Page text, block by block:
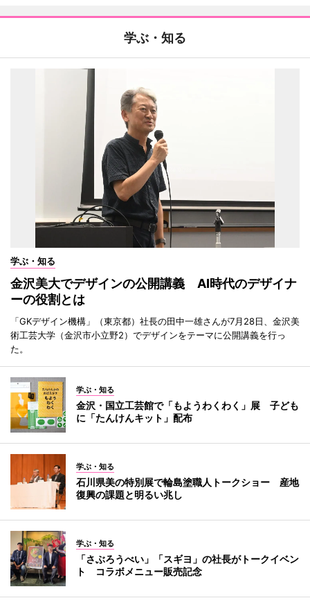
学ぶ・知る
学ぶ・知る
金沢美大でデザインの公開講義 AI時代のデザイナ
ーの役割とは
「GKデザイン機構」（東京都）社長の田中一雄さんが7月28日、金沢美
術工芸大学（金沢市小立野2）でデザインをテーマに公開講義を行っ
た。
学ぶ・知る
金沢・国立工芸館で「もようわくわく」展 子ども
に「たんけんキット」配布
学ぶ・知る
石川県美の特別展で輪島塗職人トークショー 産地
復興の課題と明るい兆し
学ぶ・知る
「さぶろうべい」「スギヨ」の社長がトークイベン
ト コラボメニュー販売記念